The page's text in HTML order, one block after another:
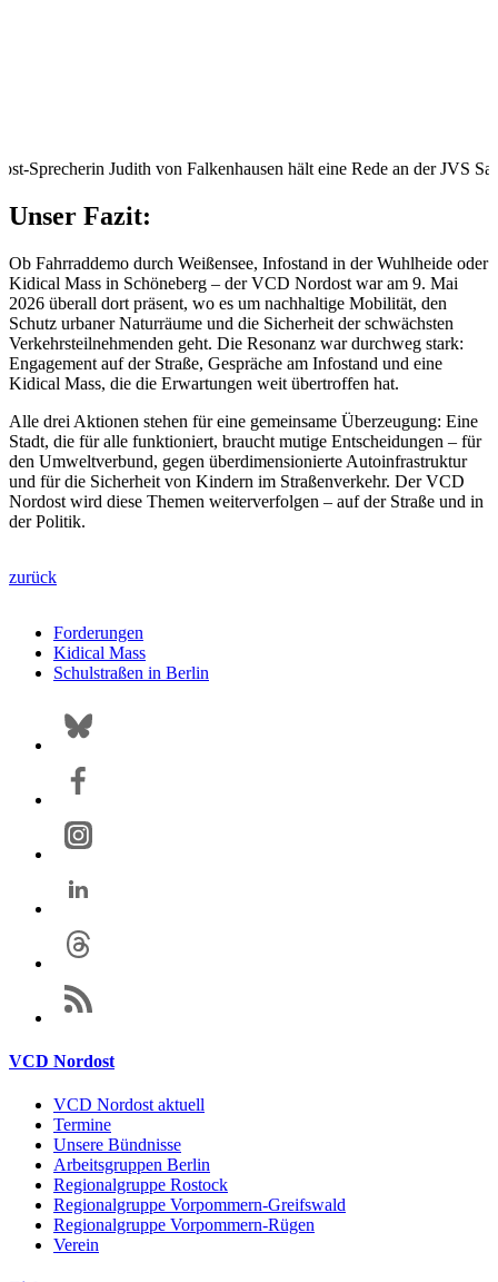
Sprecherin Judith von Falkenhausen hält eine Rede an der JVS
Unser Fazit:
Ob Fahrraddemo durch Weißensee, Infostand in der Wuhlheide oder
Kidical Mass in Schöneberg – der VCD Nordost war am 9. Mai
2026 überall dort präsent, wo es um nachhaltige Mobilität, den
Schutz urbaner Naturräume und die Sicherheit der schwächsten
Verkehrsteilnehmenden geht. Die Resonanz war durchweg stark:
Engagement auf der Straße, Gespräche am Infostand und eine
Kidical Mass, die die Erwartungen weit übertroffen hat.
Alle drei Aktionen stehen für eine gemeinsame Überzeugung: Eine
Stadt, die für alle funktioniert, braucht mutige Entscheidungen – für
den Umweltverbund, gegen überdimensionierte Autoinfrastruktur
und für die Sicherheit von Kindern im Straßenverkehr. Der VCD
Nordost wird diese Themen weiterverfolgen – auf der Straße und in
der Politik.
zurück
Forderungen
Kidical Mass
Schulstraßen in Berlin
VCD Nordost
VCD Nordost aktuell
Termine
Unsere Bündnisse
Arbeitsgruppen Berlin
Regionalgruppe Rostock
Regionalgruppe Vorpommern-Greifswald
Regionalgruppe Vorpommern-Rügen
Verein